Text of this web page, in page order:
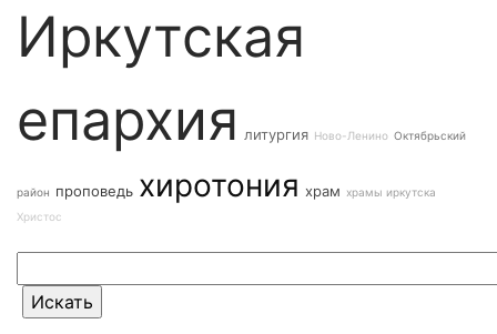
Иркутская
епархия литургия Ново-Ленино Октябрьский
район проповедь хиротония храм храмы иркутска
Христос